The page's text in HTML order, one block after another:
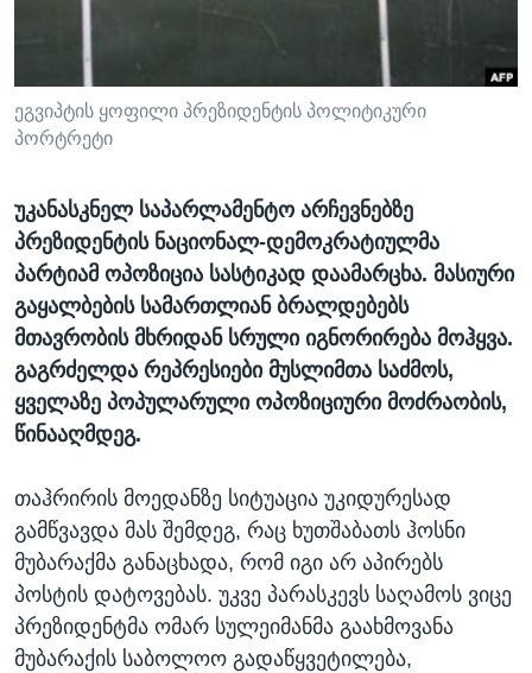
ᲡᲢᲣᲓᲘᲐ ᲕᲐᲨᲘᲜᲒᲢᲝᲜᲘ
ᲯᲐᲜᲛᲠᲗᲔᲚᲝᲑᲐ
ᲛᲔᲪᲜᲘᲔᲠᲔᲑᲐ
ᲘᲜᲢᲔᲠᲕᲘᲣ
ᲒᲐᲚᲘᲚᲔᲝ
ᲓᲔᲖᲘᲜᲤᲝᲠᲛᲐᲪᲘᲐ
ᲗᲕᲐᲚᲘ ᲒᲕᲐᲓᲔᲕᲜᲔᲗ
ენები
ეგვიპტის ყოფილი პრეზიდენტის პოლიტიკური
პორტრეტი
უკანასკნელ საპარლამენტო არჩევნებზე
პრეზიდენტის ნაციონალ-დემოკრატიულმა
პარტიამ ოპოზიცია სასტიკად დაამარცხა. მასიური
გაყალბების სამართლიან ბრალდებებს
მთავრობის მხრიდან სრული იგნორირება მოჰყვა.
გაგრძელდა რეპრესიები მუსლიმთა საძმოს,
ყველაზე პოპულარული ოპოზიციური მოძრაობის,
წინააღმდეგ.
თაჰრირის მოედანზე სიტუაცია უკიდურესად
გამწვავდა მას შემდეგ, რაც ხუთშაბათს ჰოსნი
მუბარაქმა განაცხადა, რომ იგი არ აპირებს
პოსტის დატოვებას. უკვე პარასკევს საღამოს ვიცე
პრეზიდენტმა ომარ სულეიმანმა გაახმოვანა
მუბარაქის საბოლოო გადაწყვეტილება,